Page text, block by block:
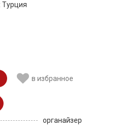
Турция
в избранное
органайзер